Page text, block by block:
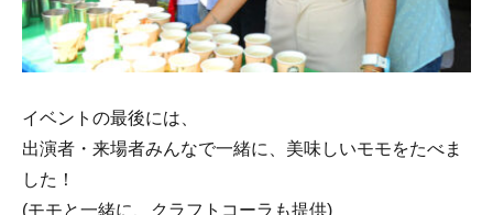
イベントの最後には、
出演者・来場者みんなで一緒に、美味しいモモをたべま
した！
(モモと一緒に、クラフトコーラも提供)